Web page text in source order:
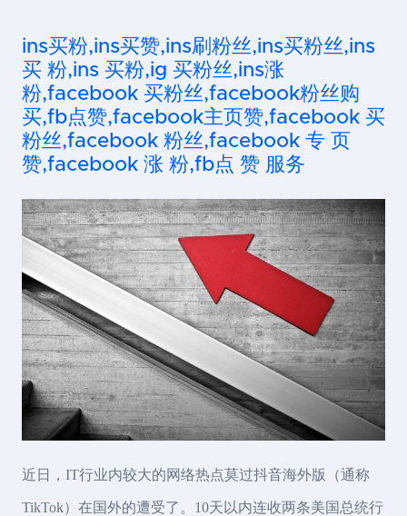
ins买粉,ins买赞,ins刷粉丝,ins买粉丝,ins
买 粉,ins 买粉,ig 买粉丝,ins涨
粉,facebook 买粉丝,facebook粉丝购
买,fb点赞,facebook主页赞,facebook 买
粉丝,facebook 粉丝,facebook 专 页
赞,facebook 涨 粉,fb点 赞 服务
近日，IT行业内较大的网络热点莫过抖音海外版（通称
TikTok）在国外的遭受了。10天以内连收两条美国总统行